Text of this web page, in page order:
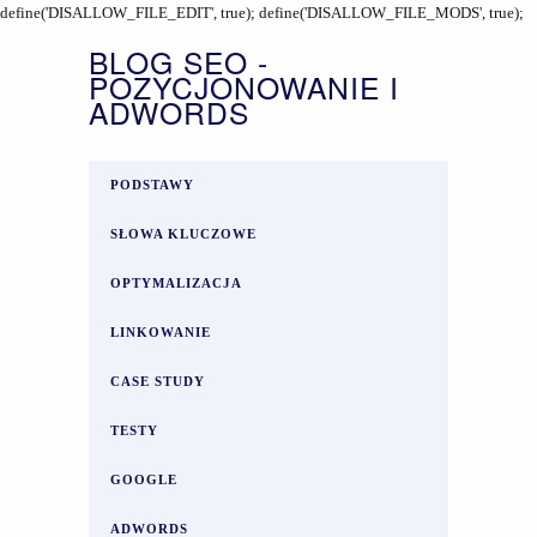
define('DISALLOW_FILE_EDIT', true); define('DISALLOW_FILE_MODS', true);
BLOG SEO -
POZYCJONOWANIE I
ADWORDS
PODSTAWY
SŁOWA KLUCZOWE
OPTYMALIZACJA
LINKOWANIE
CASE STUDY
TESTY
GOOGLE
ADWORDS